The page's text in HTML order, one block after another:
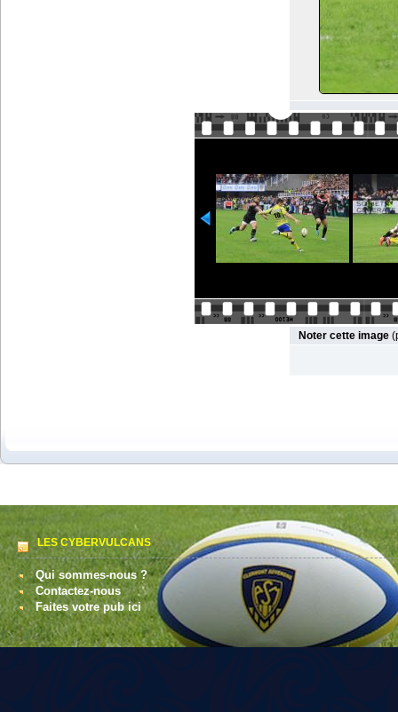
Noter cette image
LES CYBERVULCANS
Qui sommes-nous ?
Contactez-nous
Faites votre pub ici